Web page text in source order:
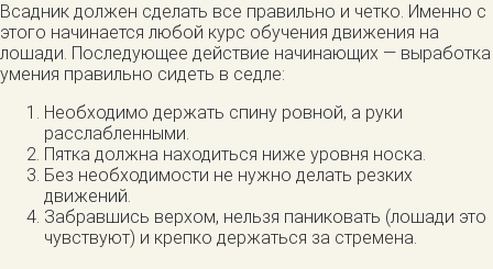
Всадник должен сделать все правильно и четко. Именно с
этого начинается любой курс обучения движения на
лошади. Последующее действие начинающих — выработка
умения правильно сидеть в седле:
Необходимо держать спину ровной, а руки
расслабленными.
Пятка должна находиться ниже уровня носка.
Без необходимости не нужно делать резких
движений.
Забравшись верхом, нельзя паниковать (лошади это
чувствуют) и крепко держаться за стремена.